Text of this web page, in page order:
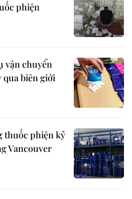
phiện
vận chuyển
qua biên giới
thuốc phiện kỷ
Vancouver